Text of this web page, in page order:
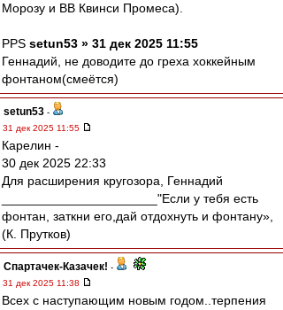
Морозу и ВВ Квинси Промеса).
PPS setun53 » 31 дек 2025 11:55
Геннадий, не доводите до греха хоккейным
фонтаном(смеётся)
setun53 -
31 дек 2025 11:55
Карелин -
30 дек 2025 22:33
Для расширения кругозора, Геннадий
______________________"Если у тебя есть
фонтан, заткни его,дай отдохнуть и фонтану»,
(К. Прутков)
Спартачек-Казачек! -
31 дек 2025 11:38
Всех с наступающим новым годом..терпения